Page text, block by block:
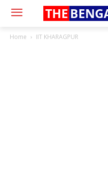
THE
Home IIT KHARAGPUR